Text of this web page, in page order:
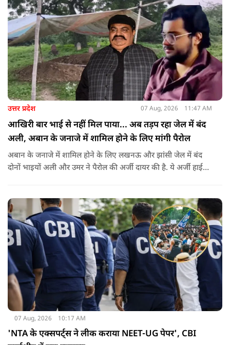
उत्तर प्रदेश 07 Aug, 2026 11:47 AM
आखिरी बार भाई से नहीं मिल पाया... अब तड़प रहा जेल में बंद
अली, अबान के जनाजे में शामिल होने के लिए मांगी पैरोल
अबान के जनाजे में शामिल होने के लिए लखनऊ और झांसी जेल में बंद
दोनों भाइयों अली और उमर ने पैरोल की अर्जी दायर की है. ये अर्जी हाई
07 Aug, 2026 10:17 AM
'NTA के एक्सपर्ट्स ने लीक कराया NEET-UG पेपर', CBI